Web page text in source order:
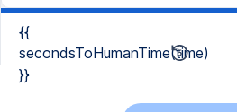
{{
secondsToHumanTime(time)
}}